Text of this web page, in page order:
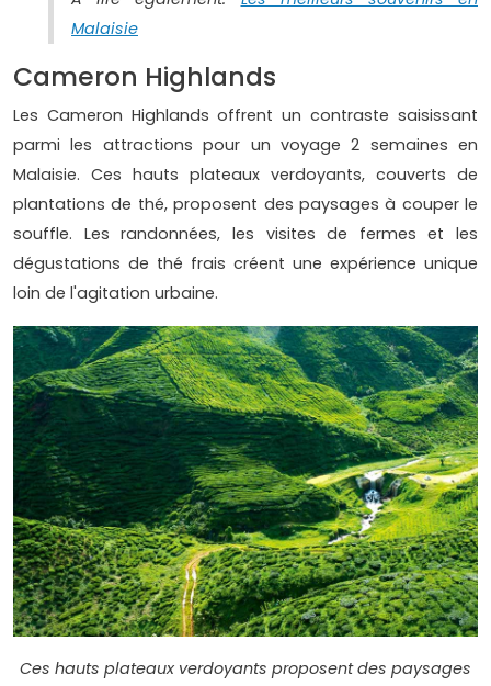
Malaisie
Cameron Highlands
Les Cameron Highlands offrent un contraste saisissant
parmi les attractions pour un voyage 2 semaines en
Malaisie. Ces hauts plateaux verdoyants, couverts de
plantations de thé, proposent des paysages à couper le
souffle. Les randonnées, les visites de fermes et les
dégustations de thé frais créent une expérience unique
loin de l'agitation urbaine.
Ces hauts plateaux verdoyants proposent des paysages